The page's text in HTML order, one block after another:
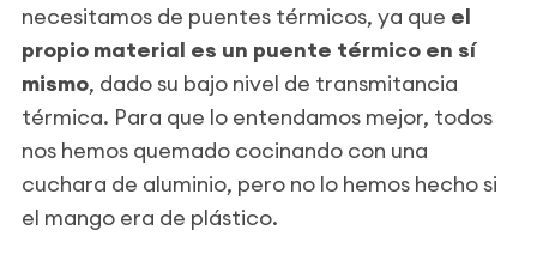
necesitamos de puentes térmicos, ya que el
propio material es un puente térmico en sí
mismo, dado su bajo nivel de transmitancia
térmica. Para que lo entendamos mejor, todos
nos hemos quemado cocinando con una
cuchara de aluminio, pero no lo hemos hecho si
el mango era de plástico.